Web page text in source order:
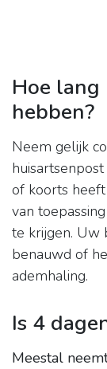
Hoe
hebben?
Neem gelijk
of koorts
van
te krijgen. Uw
benauwd of
ademhaling.
Is 4
Meestal